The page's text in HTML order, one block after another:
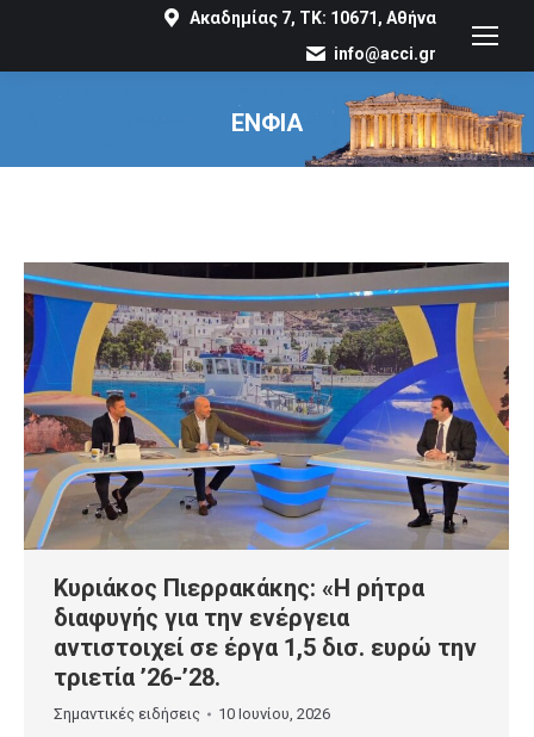
Ακαδημίας 7, ΤΚ: 10671, Αθήνα
info@acci.gr
ΕΝΦΙΑ
You are here:
Κυριάκος Πιερρακάκης: «Η ρήτρα
διαφυγής για την ενέργεια
αντιστοιχεί σε έργα 1,5 δισ. ευρώ την
τριετία ’26-’28.
Σημαντικές ειδήσεις 10 Ιουνίου, 2026